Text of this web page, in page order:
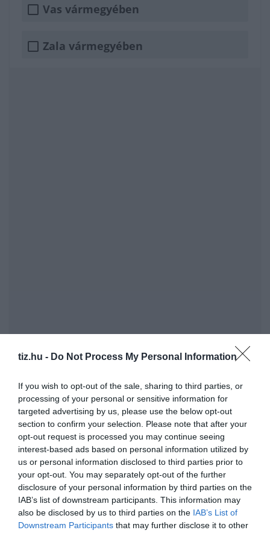
tiz.hu - Do Not Process My Personal Information
If you wish to opt-out of the sale, sharing to third parties, or
processing of your personal or sensitive information for
targeted advertising by us, please use the below opt-out
section to confirm your selection. Please note that after your
opt-out request is processed you may continue seeing
interest-based ads based on personal information utilized by
us or personal information disclosed to third parties prior to
your opt-out. You may separately opt-out of the further
disclosure of your personal information by third parties on the
IAB’s list of downstream participants. This information may
also be disclosed by us to third parties on the IAB’s List of
Downstream Participants that may further disclose it to other
Vas vármegyében
Zala vármegyében
csináltuk
Mi várható 2025-ben a budapesti belvárosi
ingatlanpiacon?
Kvíz-mix: Megbirkózol ezekkel a kérdésekkel?